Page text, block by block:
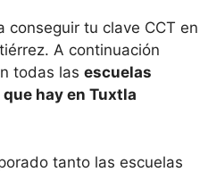
conseguir tu clave CCT en
A continuación
todas las escuelas
hay en Tuxtla
tanto las escuelas